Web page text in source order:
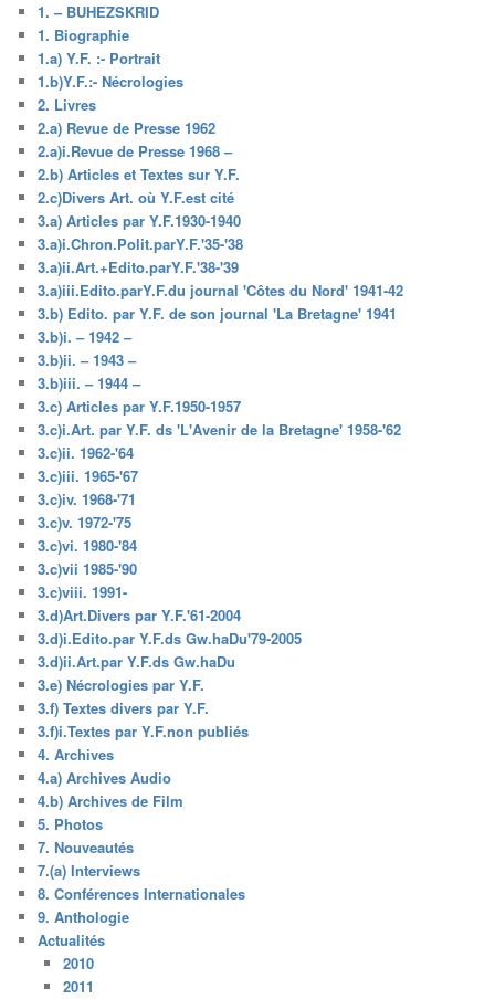
1. – BUHEZSKRID
1. Biographie
1.a) Y.F. :- Portrait
1.b)Y.F.:- Nécrologies
2. Livres
2.a) Revue de Presse 1962
2.a)i.Revue de Presse 1968 –
2.b) Articles et Textes sur Y.F.
2.c)Divers Art. où Y.F.est cité
3.a) Articles par Y.F.1930-1940
3.a)i.Chron.Polit.parY.F.'35-'38
3.a)ii.Art.+Edito.parY.F.'38-'39
3.a)iii.Edito.parY.F.du journal 'Côtes du Nord' 1941-42
3.b) Edito. par Y.F. de son journal 'La Bretagne' 1941
3.b)i. – 1942 –
3.b)ii. – 1943 –
3.b)iii. – 1944 –
3.c) Articles par Y.F.1950-1957
3.c)i.Art. par Y.F. ds 'L'Avenir de la Bretagne' 1958-'62
3.c)ii. 1962-'64
3.c)iii. 1965-'67
3.c)iv. 1968-'71
3.c)v. 1972-'75
3.c)vi. 1980-'84
3.c)vii 1985-'90
3.c)viii. 1991-
3.d)Art.Divers par Y.F.'61-2004
3.d)i.Edito.par Y.F.ds Gw.haDu'79-2005
3.d)ii.Art.par Y.F.ds Gw.haDu
3.e) Nécrologies par Y.F.
3.f) Textes divers par Y.F.
3.f)i.Textes par Y.F.non publiés
4. Archives
4.a) Archives Audio
4.b) Archives de Film
5. Photos
7. Nouveautés
7.(a) Interviews
8. Conférences Internationales
9. Anthologie
Actualités
2010
2011